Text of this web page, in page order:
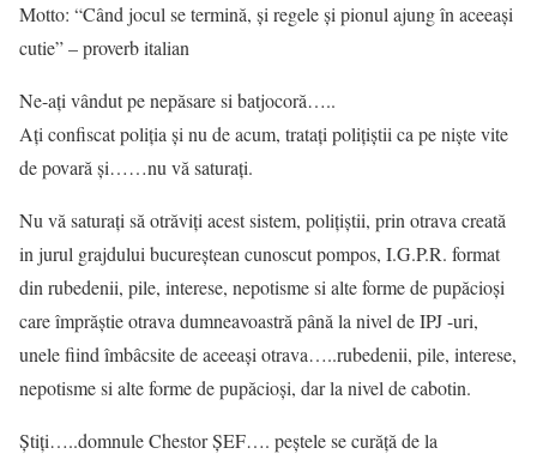
Motto: “Când jocul se termină, și regele și pionul ajung în aceeași
cutie” – proverb italian
Ne-ați vândut pe nepăsare si batjocoră…..
Ați confiscat poliția și nu de acum, tratați polițiștii ca pe niște vite
de povară și……nu vă saturați.
Nu vă saturați să otrăviți acest sistem, polițiștii, prin otrava creată
in jurul grajdului bucureștean cunoscut pompos, I.G.P.R. format
din rubedenii, pile, interese, nepotisme si alte forme de pupăcioși
care împrăștie otrava dumneavoastră până la nivel de IPJ -uri,
unele fiind îmbâcsite de aceeași otrava…..rubedenii, pile, interese,
nepotisme si alte forme de pupăcioși, dar la nivel de cabotin.
Știți…..domnule Chestor ȘEF…. peștele se curăță de la